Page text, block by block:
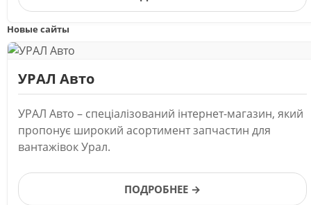
Новые сайты
УРАЛ Авто
УРАЛ Авто – спеціалізований інтернет-магазин, який
пропонує широкий асортимент запчастин для
вантажівок Урал.
ПОДРОБНЕЕ →